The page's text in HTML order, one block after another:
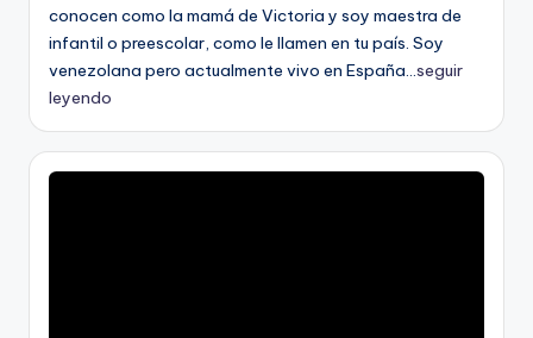
conocen como la mamá de Victoria y soy maestra de
infantil o preescolar, como le llamen en tu país. Soy
venezolana pero actualmente vivo en España...seguir
leyendo